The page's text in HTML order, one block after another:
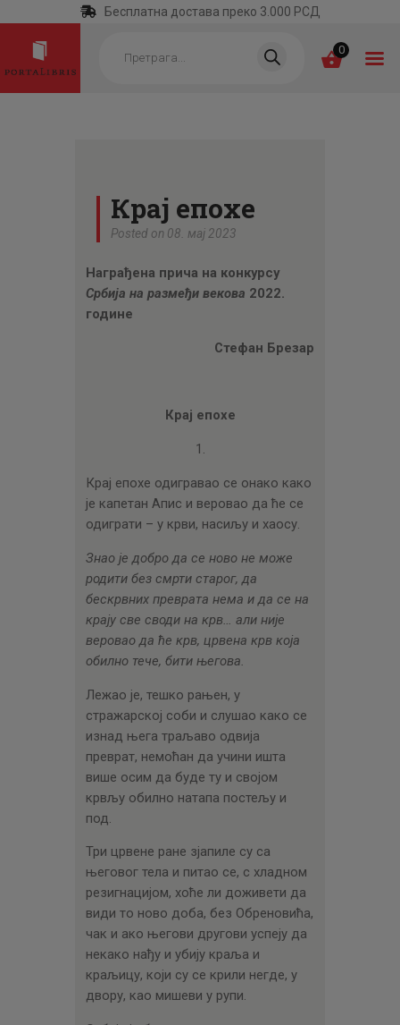
Бесплатна достава преко 3.000 РСД
search 0
НАЈПРОДАВАНИЈЕ
ОТРГНУТО ОД
ЗАБОРАВА
ЦЕНОВНИК
Крај епохе
Posted on 08. мај 2023
Награђена прича на конкурсу
Србија на размеђи векова 2022.
године
Стефан Брезар
Крај епохе
1.
Крај епохе одигравао се онако како
је капетан Апис и веровао да ће се
одиграти – у крви, насиљу и хаосу.
Знао је добро да се ново не може
родити без смрти старог, да
бескрвних преврата нема и да се на
крају све своди на крв… али није
веровао да ће крв, црвена крв која
обилно тече, бити његова.
Лежао је, тешко рањен, у
стражарској соби и слушао како се
изнад њега траљаво одвија
преврат, немоћан да учини ишта
више осим да буде ту и својом
крвљу обилно натапа постељу и
под.
Три црвене ране зјапиле су са
његовог тела и питао се, с хладном
резигнацијом, хоће ли доживети да
види то ново доба, без Обреновића,
чак и ако његови другови успеју да
некако нађу и убију краља и
краљицу, који су се крили негде, у
двору, као мишеви у рупи.